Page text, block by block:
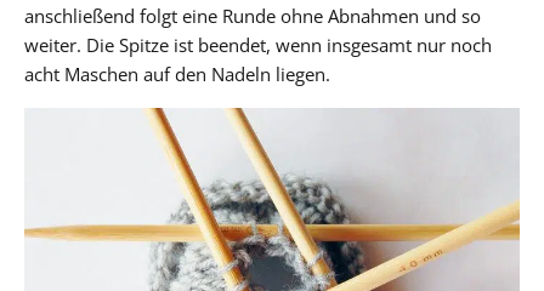
anschließend folgt eine Runde ohne Abnahmen und so
weiter. Die Spitze ist beendet, wenn insgesamt nur noch
acht Maschen auf den Nadeln liegen.